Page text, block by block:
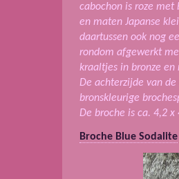
cabochon is roze met
en maten Japanse
daartussen ook nog
rondom afgewerkt
kraaltjes in bronze en
De achterzijde van
bronskleurige
De broche is ca. 4,2
Broche Blue Sodalite